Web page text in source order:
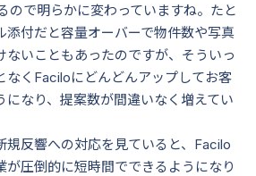
ので明らかに変わっていますね。たと
添付だと容量オーバーで物件数や写真
ないこともあったのですが、そういっ
なくFaciloにどんどんアップしてお客
になり、提案数が間違いなく増えてい
規反響への対応を見ていると、Facilo
が圧倒的に短時間でできるようになり